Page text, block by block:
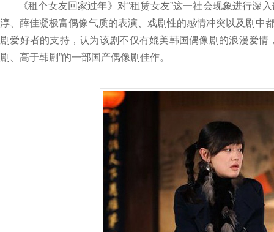
《租个女友回家过年》对“租赁女友”这一社会现象进行
淳、薛佳凝极富偶像气质的表演、戏剧性的感情冲突以及剧中
剧爱好者的支持，认为该剧不仅有媲美韩国偶像剧的浪漫爱
剧、高于韩剧”的一部国产偶像剧佳作。